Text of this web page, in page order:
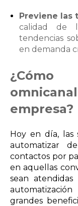
Previene las
calidad de
tendencias
en demanda
empresa?
Hoy en día, las
automatizar
contactos por
en aquellas
sean
grandes